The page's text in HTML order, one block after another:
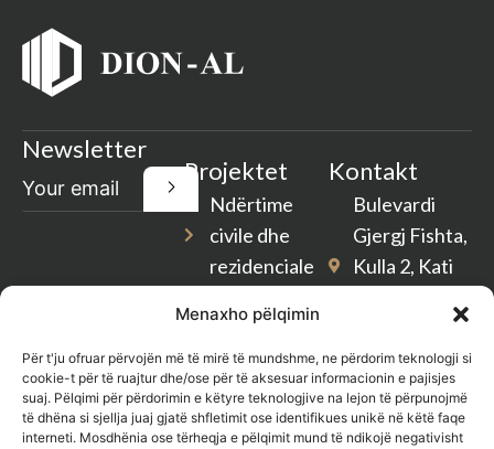
Menaxho pëlqimin
Për t'ju ofruar përvojën më të mirë të mundshme, ne përdorim teknologji si
cookie-t për të ruajtur dhe/ose për të aksesuar informacionin e pajisjes
suaj. Pëlqimi për përdorimin e këtyre teknologjive na lejon të përpunojmë
të dhëna si sjellja juaj gjatë shfletimit ose identifikues unikë në këtë faqe
interneti. Mosdhënia ose tërheqja e pëlqimit mund të ndikojë negativisht
Newsletter
Projektet
Ndërtime
civile dhe
rezidenciale
Rikonstruksione
Pastrim
Gjelbërim
Shërbim
Kontakt
Bulevardi
Gjergj Fishta,
Kulla 2, Kati
dion-
al@outlook.com